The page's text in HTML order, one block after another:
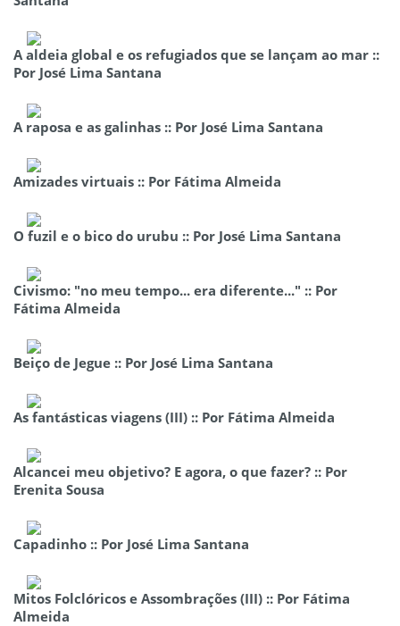
A aldeia global e os refugiados que se lançam ao mar ::
Por José Lima Santana
A raposa e as galinhas :: Por José Lima Santana
Amizades virtuais :: Por Fátima Almeida
O fuzil e o bico do urubu :: Por José Lima Santana
Civismo: "no meu tempo... era diferente..." :: Por
Fátima Almeida
Beiço de Jegue :: Por José Lima Santana
As fantásticas viagens (III) :: Por Fátima Almeida
Alcancei meu objetivo? E agora, o que fazer? :: Por
Erenita Sousa
Capadinho :: Por José Lima Santana
Mitos Folclóricos e Assombrações (III) :: Por Fátima
Almeida